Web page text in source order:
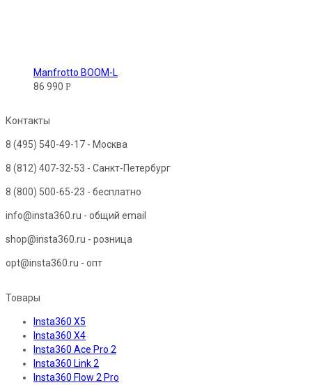
Manfrotto BOOM-L
86 990 Р
Контакты
8 (495) 540-49-17 - Москва
8 (812) 407-32-53 - Санкт-Петербург
8 (800) 500-65-23 - бесплатно
info@insta360.ru - общий email
shop@insta360.ru - розница
opt@insta360.ru - опт
Товары
Insta360 X5
Insta360 X4
Insta360 Ace Pro 2
Insta360 Link 2
Insta360 Flow 2 Pro